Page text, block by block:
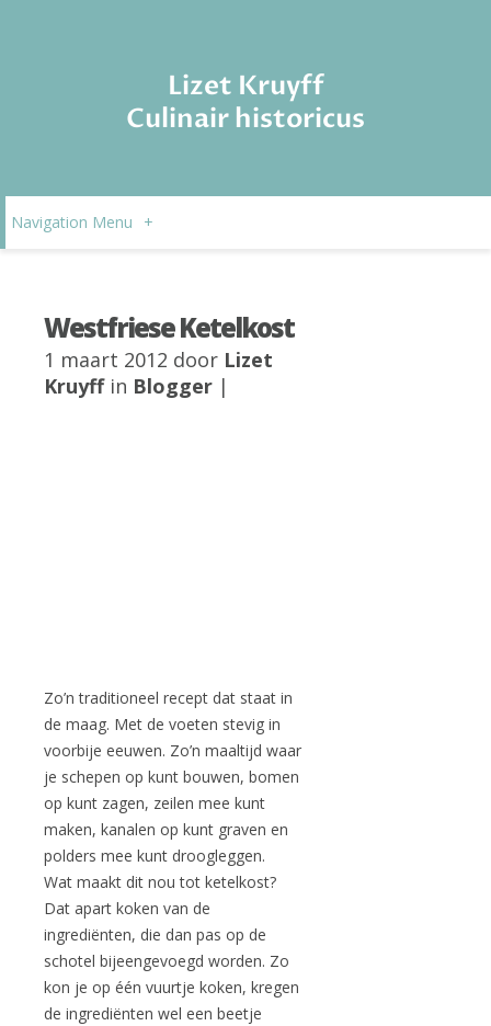
Lizet Kruyff
Culinair historicus
Navigation Menu +
Westfriese Ketelkost
1 maart 2012 door Lizet
Kruyffin Blogger |
Zo’n traditioneel recept dat staat in
de maag. Met de voeten stevig in
voorbije eeuwen. Zo’n maaltijd waar
je schepen op kunt bouwen, bomen
op kunt zagen, zeilen mee kunt
maken, kanalen op kunt graven en
polders mee kunt droogleggen.
Wat maakt dit nou tot ketelkost?
Dat apart koken van de
ingrediënten, die dan pas op de
schotel bijeengevoegd worden. Zo
kon je op één vuurtje koken, kregen
de ingrediënten wel een beetje